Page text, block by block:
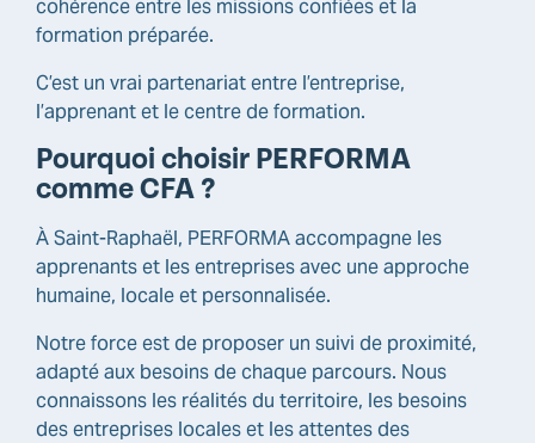
cohérence entre les missions confiées et la
formation préparée.
C’est un vrai partenariat entre l’entreprise,
l’apprenant et le centre de formation.
Pourquoi choisir PERFORMA
comme CFA ?
À Saint-Raphaël, PERFORMA accompagne les
apprenants et les entreprises avec une approche
humaine, locale et personnalisée.
Notre force est de proposer un suivi de proximité,
adapté aux besoins de chaque parcours. Nous
connaissons les réalités du territoire, les besoins
des entreprises locales et les attentes des